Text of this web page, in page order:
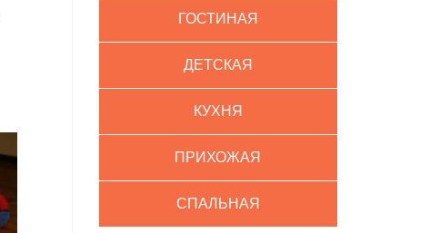
ГОСТИНАЯ
ДЕТСКАЯ
КУХНЯ
ПРИХОЖАЯ
СПАЛЬНАЯ